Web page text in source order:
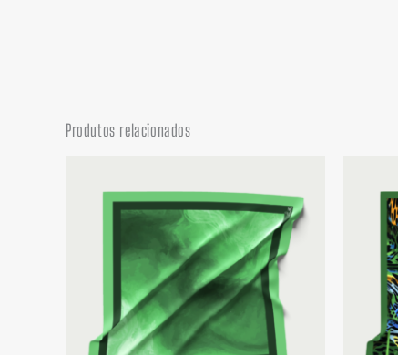
Produtos relacionados